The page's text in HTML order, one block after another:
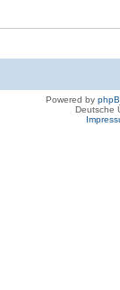
Powered by
Deutsche